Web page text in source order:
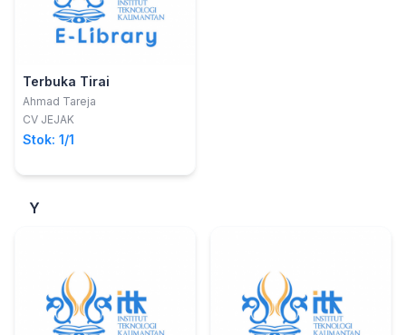
Terbuka Tirai
Ahmad Tareja
CV JEJAK
Stok: 1/1
Y